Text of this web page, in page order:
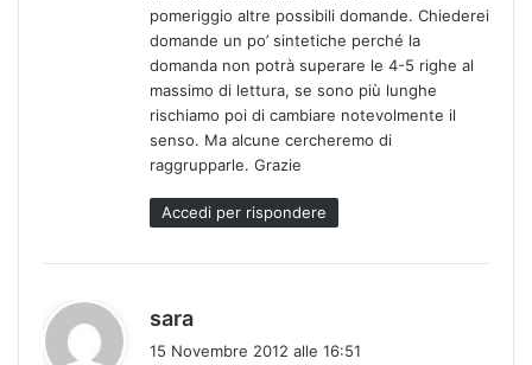
t
pomeriggio altre possibili domande. Chiederei
domande un po’ sintetiche perché la
domanda non potrà superare le 4-5 righe al
massimo di lettura, se sono più lunghe
rischiamo poi di cambiare notevolmente il
senso. Ma alcune cercheremo di
raggrupparle. Grazie
Accedi per rispondere
sara
15 Novembre 2012 alle 16:51